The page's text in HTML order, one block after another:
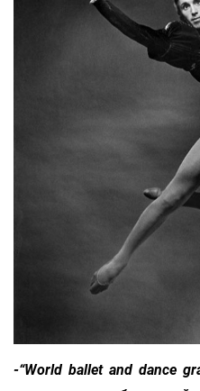
-“World ballet and dance